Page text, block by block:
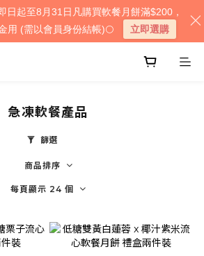
急凍軟餐產品
篩選
商品排序
每頁顯示 24 個
日起至8月31日凡購買軟餐月餅滿$200，
用 (需以會員身份結帳)🌕
立即選購